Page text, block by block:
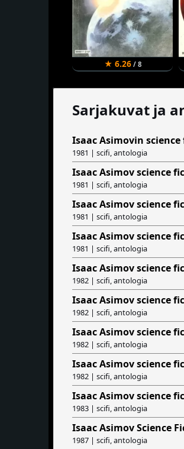
★ 6.26/ 8
Sarjakuvat ja
Isaac Asimovin
1981 | scifi, antologia
Isaac Asimov science
1981 | scifi, antologia
Isaac Asimov science
1981 | scifi, antologia
Isaac Asimov science
1981 | scifi, antologia
Isaac Asimov science
1982 | scifi, antologia
Isaac Asimov science
1982 | scifi, antologia
Isaac Asimov science
1982 | scifi, antologia
Isaac Asimov science
1982 | scifi, antologia
Isaac Asimov science
1983 | scifi, antologia
Isaac Asimov Science
1987 | scifi, antologia